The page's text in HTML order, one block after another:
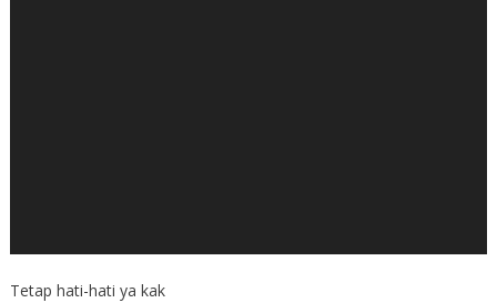
Tetap hati-hati ya kak